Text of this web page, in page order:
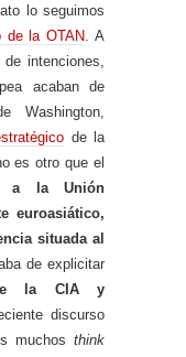
lo seguimos
de la OTAN . A
intenciones,
acaban de
Washington,
de la
es otro que el
a la Unión
euroasiático,
situada al
de explicitar
de la CIA y
discurso
muchos think